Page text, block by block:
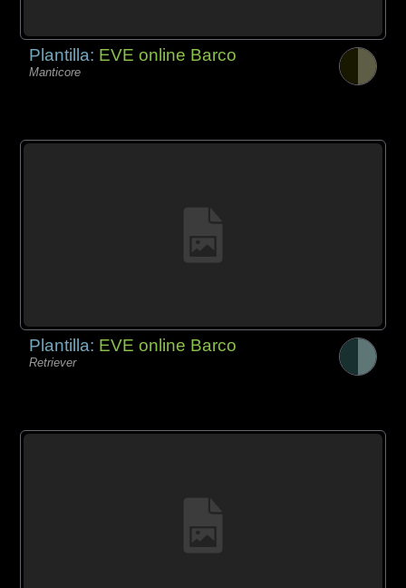
Plantilla: EVE online Barco
Manticore
Plantilla: EVE online Barco
Retriever